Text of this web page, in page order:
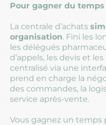
Pour gagner du
La centrale d’achats
organisation. Fini les
les délégués
d’appels, les devis et
centralisé via une
prend en charge la
des commandes, la
service après-vente.
Vous gagnez un temps